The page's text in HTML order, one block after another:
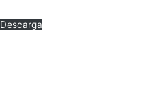
Descarga